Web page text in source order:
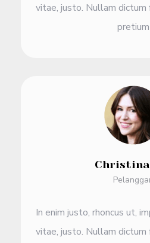
vitae, justo. Nullam
pretium
Christina
In enim justo, rhoncus ut,
vitae, justo. Nullam